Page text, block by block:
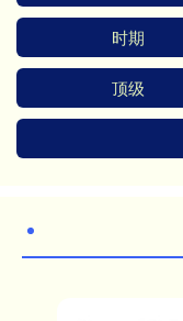
时期
顶级